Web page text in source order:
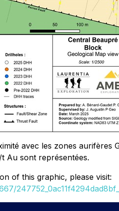
avec les zones aurifères
Au sont représentées.
of this graphic, please visit: